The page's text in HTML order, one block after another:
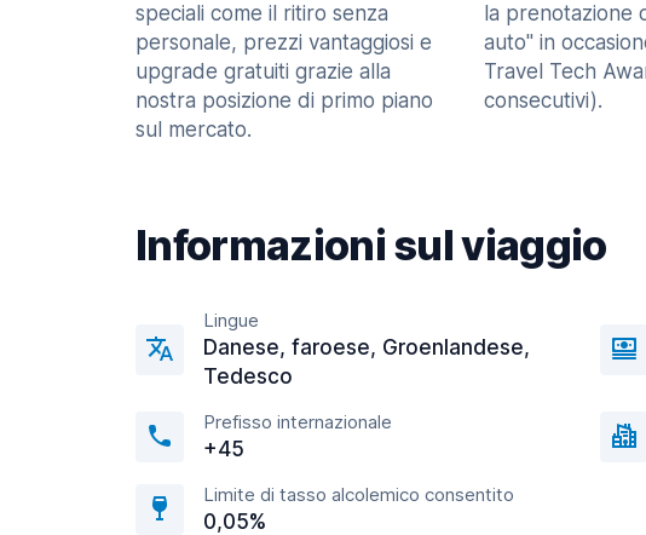
speciali come il ritiro senza
personale, prezzi vantaggiosi e
upgrade gratuiti grazie alla
nostra posizione di primo piano
sul mercato.
la prenotazione
auto" in
Travel Tech
consecutivi).
Informazioni sul viaggio
Lingue
Danese, faroese, Groenlandese,
Tedesco
Prefisso internazionale
+45
Limite di tasso alcolemico consentito
0,05%